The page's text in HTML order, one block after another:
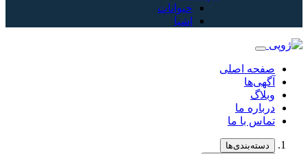
حیوانات
اشیا
صفحه اصلی
آگهی‌ها
وبلاگ
درباره ما
تماس با ما
دسته‌بندی‌ها